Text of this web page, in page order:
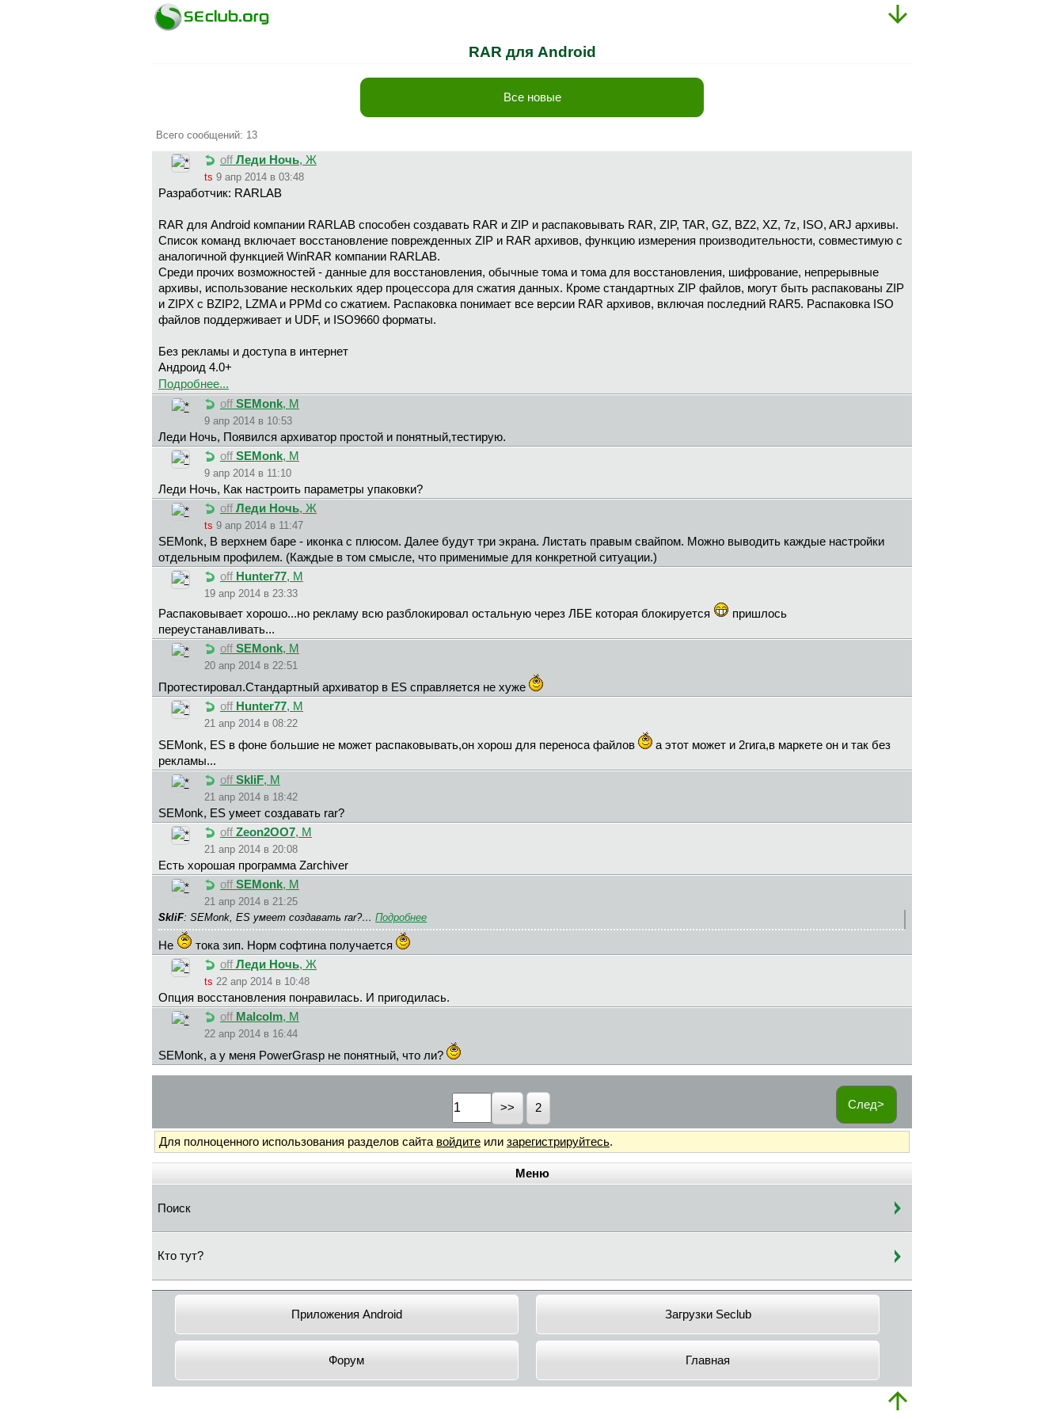
RAR для Android
Все новые
Всего сообщений: 13
off Леди Ночь, Ж
ts 9 апр 2014 в 03:48
Разработчик: RARLAB
RAR для Android компании RARLAB способен создавать RAR и ZIP и распаковывать RAR, ZIP, TAR, GZ, BZ2, XZ, 7z, ISO, ARJ архивы.
Список команд включает восстановление поврежденных ZIP и RAR архивов, функцию измерения производительности, совместимую с
аналогичной функцией WinRAR компании RARLAB.
Среди прочих возможностей - данные для восстановления, обычные тома и тома для восстановления, шифрование, непрерывные
архивы, использование нескольких ядер процессора для сжатия данных. Кроме стандартных ZIP файлов, могут быть распакованы ZIP
и ZIPX с BZIP2, LZMA и PPMd со сжатием. Распаковка понимает все версии RAR архивов, включая последний RAR5. Распаковка ISO
файлов поддерживает и UDF, и ISO9660 форматы.
Без рекламы и доступа в интернет
Андроид 4.0+
Подробнее...
off SEMonk, М
9 апр 2014 в 10:53
Леди Ночь, Появился архиватор простой и понятный,тестирую.
off SEMonk, М
9 апр 2014 в 11:10
Леди Ночь, Как настроить параметры упаковки?
off Леди Ночь, Ж
ts 9 апр 2014 в 11:47
SEMonk, В верхнем баре - иконка с плюсом. Далее будут три экрана. Листать правым свайпом. Можно выводить каждые настройки
отдельным профилем. (Каждые в том смысле, что применимые для конкретной ситуации.)
off Hunter77, М
19 апр 2014 в 23:33
Распаковывает хорошо...но рекламу всю разблокировал остальную через ЛБЕ которая блокируется
пришлось
переустанавливать...
off SEMonk, М
20 апр 2014 в 22:51
Протестировал.Стандартный архиватор в ES справляется не хуже
off Hunter77, М
21 апр 2014 в 08:22
SEMonk, ES в фоне большие не может распаковывать,он хорош для переноса файлов
а этот может и 2гига,в маркете он и так без
рекламы...
off SkliF, М
21 апр 2014 в 18:42
SEMonk, ES умеет создавать rar?
off Zeon2OO7, М
21 апр 2014 в 20:08
Есть хорошая программа Zarchiver
off SEMonk, М
21 апр 2014 в 21:25
SkliF: SEMonk, ES умеет создавать rar?… Подробнее
Не
тока зип. Норм софтина получается
off Леди Ночь, Ж
ts 22 апр 2014 в 10:48
Опция восстановления понравилась. И пригодилась.
off Malcolm, М
22 апр 2014 в 16:44
SEMonk, а у меня PowerGrasp не понятный, что ли?
След>
2
Для полноценного использования разделов сайта войдите или зарегистрируйтесь.
Меню
Поиск
Кто тут?
Приложения Android Загрузки Seclub
Форум Главная